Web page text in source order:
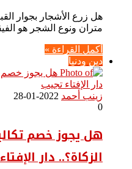
هل زرع الأشجار بجوار
متران ونوع الشجر هو
أكمل القراءة »
دين ودنيا
زينب أحمد 2022-01-28
0
هل يجوز خصم
الزكاة؟.. دار